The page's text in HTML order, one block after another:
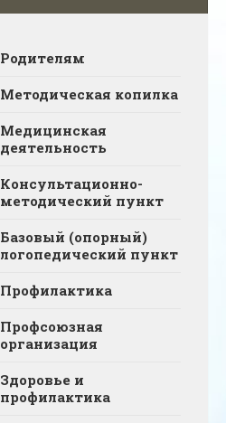
Родителям
Методическая копилка
Медицинская
деятельность
Консультационно-
методический пункт
Базовый (опорный)
логопедический пункт
Профилактика
Профсоюзная
организация
Здоровье и
профилактика